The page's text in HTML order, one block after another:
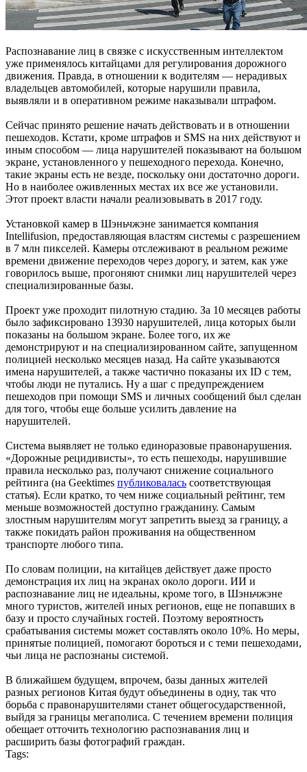
Распознавание лиц в связке с искусственным интеллектом
уже применялось китайцами для регулирования дорожного
движения. Правда, в отношении к водителям — нерадивых
владельцев автомобилей, которые нарушили правила,
выявляли и в оперативном режиме наказывали штрафом.
Сейчас принято решение начать действовать и в отношении
пешеходов. Кстати, кроме штрафов и SMS на них действуют и
иным способом — лица нарушителей показывают на большом
экране, установленного у пешеходного перехода. Конечно,
такие экраны есть не везде, поскольку они достаточно дороги.
Но в наиболее оживленных местах их все же установили.
Этот проект власти начали реализовывать в 2017 году.
Установкой камер в Шэньчжэне занимается компания
Intellifusion, предоставляющая властям системы с разрешением
в 7 млн пикселей. Камеры отслеживают в реальном режиме
времени движение переходов через дорогу, и затем, как уже
говорилось выше, прогоняют снимки лиц нарушителей через
специализированные базы.
Проект уже проходит пилотную стадию. За 10 месяцев работы
было зафиксировано 13930 нарушителей, лица которых были
показаны на большом экране. Более того, их же
демонстрируют и на специализированном сайте, запущенном
полицией несколько месяцев назад. На сайте указываются
имена нарушителей, а также частично показаны их ID с тем,
чтобы люди не путались. Ну а шаг с предупреждением
пешеходов при помощи SMS и личных сообщений был сделан
для того, чтобы еще больше усилить давление на
нарушителей.
Система выявляет не только единоразовые правонарушения.
«Дорожные рецидивисты», то есть пешеходы, нарушившие
правила несколько раз, получают снижение социального
рейтинга (на Geektimes публиковалась соответствующая
статья). Если кратко, то чем ниже социальный рейтинг, тем
меньше возможностей доступно гражданину. Самым
злостным нарушителям могут запретить выезд за границу, а
также покидать район проживания на общественном
транспорте любого типа.
По словам полиции, на китайцев действует даже просто
демонстрация их лиц на экранах около дороги. ИИ и
распознавание лиц не идеальны, кроме того, в Шэньчжэне
много туристов, жителей иных регионов, еще не попавших в
базу и просто случайных гостей. Поэтому вероятность
срабатывания системы может составлять около 10%. Но меры,
принятые полицией, помогают бороться и с теми пешеходами,
чьи лица не распознаны системой.
В ближайшем будущем, впрочем, базы данных жителей
разных регионов Китая будут объединены в одну, так что
борьба с правонарушителями станет общегосударственной,
выйдя за границы мегаполиса. С течением времени полиция
обещает отточить технологию распознавания лиц и
расширить базы фотографий граждан.
Tags: